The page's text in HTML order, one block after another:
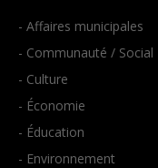
- Affaires municipales
- Communauté / Social
- Culture
- Économie
- Éducation
- Environnement